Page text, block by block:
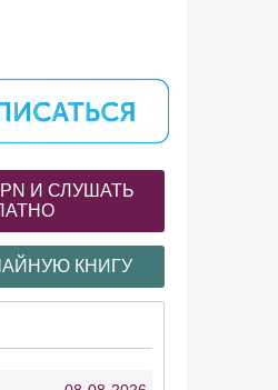
И СЛУШАТЬ
КНИГУ